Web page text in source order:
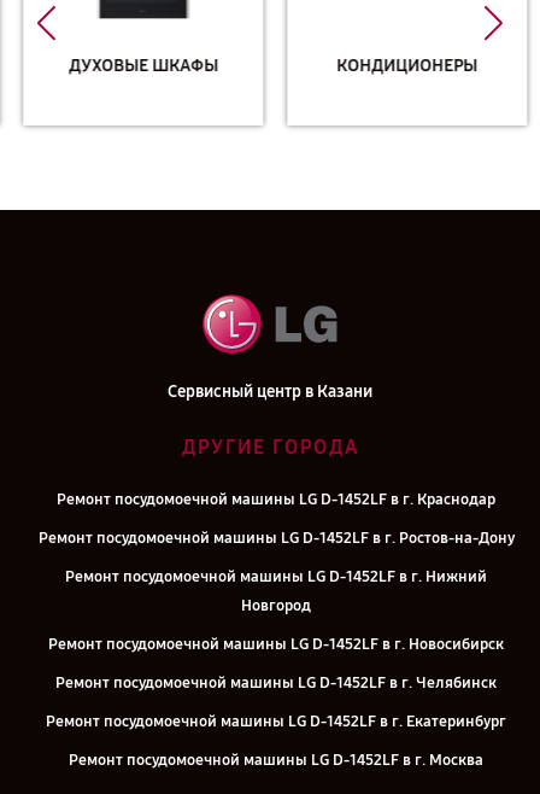
ДУХОВЫЕ ШКАФЫ КОНДИЦИОНЕРЫ
Сервисный центр в Казани
ДРУГИЕ ГОРОДА
Ремонт посудомоечной машины LG D-1452LF в г. Краснодар
Ремонт посудомоечной машины LG D-1452LF в г. Ростов-на-Дону
Ремонт посудомоечной машины LG D-1452LF в г. Нижний
Новгород
Ремонт посудомоечной машины LG D-1452LF в г. Новосибирск
Ремонт посудомоечной машины LG D-1452LF в г. Челябинск
Ремонт посудомоечной машины LG D-1452LF в г. Екатеринбург
Ремонт посудомоечной машины LG D-1452LF в г. Москва